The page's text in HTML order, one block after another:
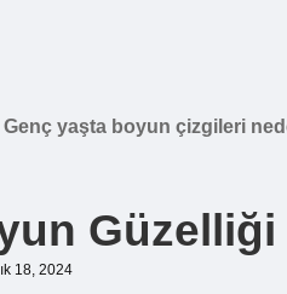
Genç yaşta boyun çizgileri
Güzelliği
18, 2024